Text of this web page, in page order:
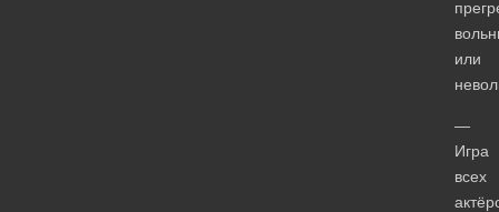
или
—
Игра
всех